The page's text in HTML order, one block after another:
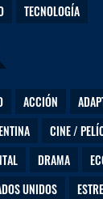
TECNOLOGÍA
ACCIÓN
CINE /
DRAMA
UNIDOS